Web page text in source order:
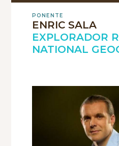
PONENTE
ENRIC SALA
EXPLORADOR
NATIONAL